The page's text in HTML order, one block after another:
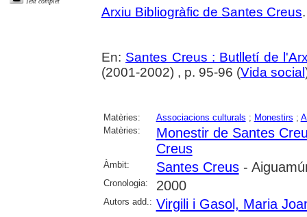
Arxiu Bibliogràfic de Santes Creus.
En: Santes Creus : Butlletí de
(2001-2002) , p. 95-96 (Vida social
Matèries: Associacions culturals ; Monestirs ;
Matèries:
Monestir de Santes
Creus
Àmbit: Santes Creus-
Cronologia: 2000
Autors add.: Virgili i Gasol, Maria